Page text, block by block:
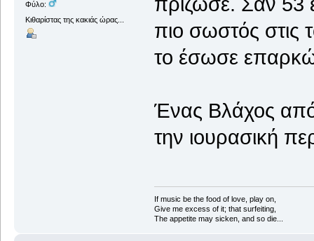
Φύλο:
Κιθαρίστας της κακιάς ώρας...
πιο σωστός στις
το έσωσε
Ένας Βλάχος
την ιουρασική
If music be the food of love, play on,
Give me excess of it; that surfeiting,
The appetite may sicken, and so die...